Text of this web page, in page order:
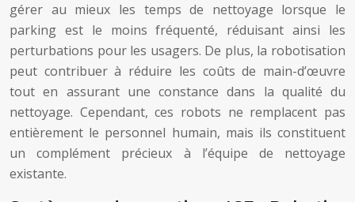
gérer au mieux les temps de nettoyage lorsque le
parking est le moins fréquenté, réduisant ainsi les
perturbations pour les usagers. De plus, la robotisation
peut contribuer à réduire les coûts de main-d’œuvre
tout en assurant une constance dans la qualité du
nettoyage. Cependant, ces robots ne remplacent pas
entièrement le personnel humain, mais ils constituent
un complément précieux à l’équipe de nettoyage
existante.